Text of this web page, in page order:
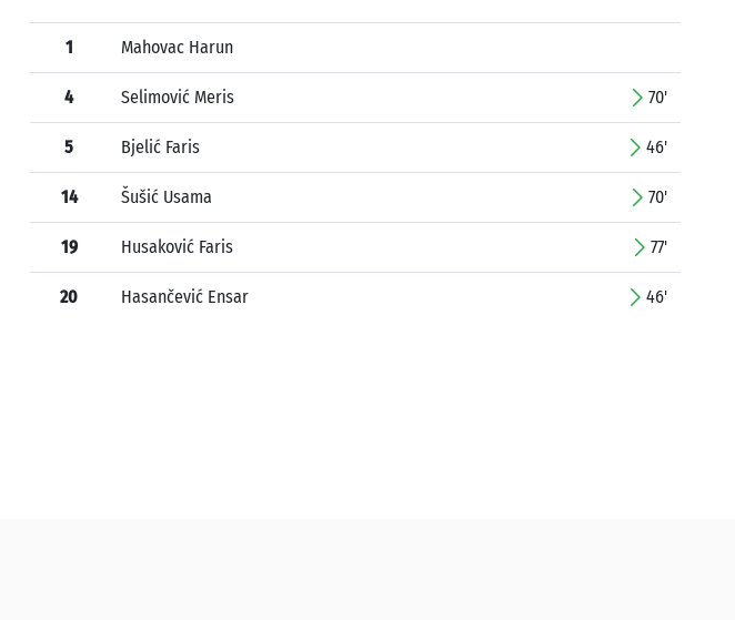
1 Mahovac Harun
4 Selimović Meris 70'
5 Bjelić Faris 46'
14 Šušić Usama 70'
19 Husaković Faris 77'
20 Hasančević Ensar 46'